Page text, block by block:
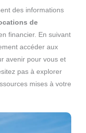
des informations
de
financier. En suivant
accéder aux
avenir pour vous et
pas à explorer
mises à votre